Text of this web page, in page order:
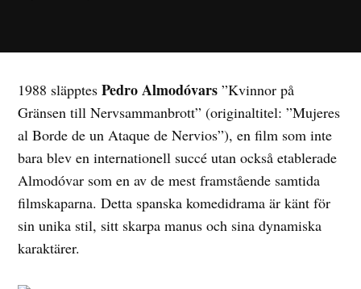
1988 släpptesPedro Almodóvars ”Kvinnor på
Gränsen till Nervsammanbrott” (originaltitel: ”Mujeres
al Borde de un Ataque de Nervios”), en film som inte
bara blev en internationell succé utan också etablerade
Almodóvar som en av de mest framstående samtida
filmskaparna. Detta spanska komedidrama är känt för
sin unika stil, sitt skarpa manus och sina dynamiska
karaktärer.